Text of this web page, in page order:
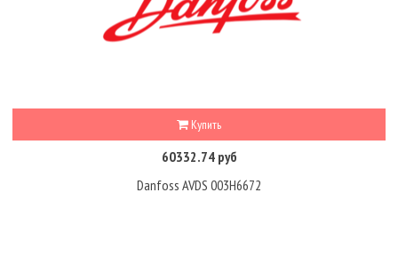
Купить
60332.74 руб
Danfoss AVDS 003H6672